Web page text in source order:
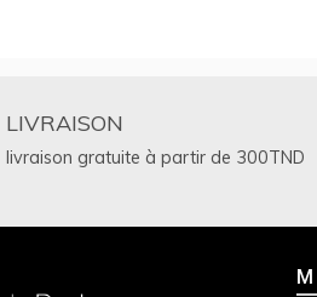
LIVRAISON
livraison gratuite à partir de 300TND